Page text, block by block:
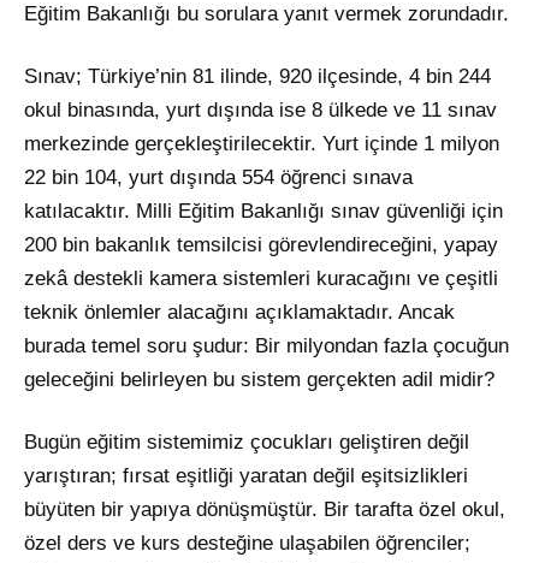
Eğitim Bakanlığı bu sorulara yanıt vermek zorundadır.
Sınav; Türkiye’nin 81 ilinde, 920 ilçesinde, 4 bin 244
okul binasında, yurt dışında ise 8 ülkede ve 11 sınav
merkezinde gerçekleştirilecektir. Yurt içinde 1 milyon
22 bin 104, yurt dışında 554 öğrenci sınava
katılacaktır. Milli Eğitim Bakanlığı sınav güvenliği için
200 bin bakanlık temsilcisi görevlendireceğini, yapay
zekâ destekli kamera sistemleri kuracağını ve çeşitli
teknik önlemler alacağını açıklamaktadır. Ancak
burada temel soru şudur: Bir milyondan fazla çocuğun
geleceğini belirleyen bu sistem gerçekten adil midir?
Bugün eğitim sistemimiz çocukları geliştiren değil
yarıştıran; fırsat eşitliği yaratan değil eşitsizlikleri
büyüten bir yapıya dönüşmüştür. Bir tarafta özel okul,
özel ders ve kurs desteğine ulaşabilen öğrenciler;